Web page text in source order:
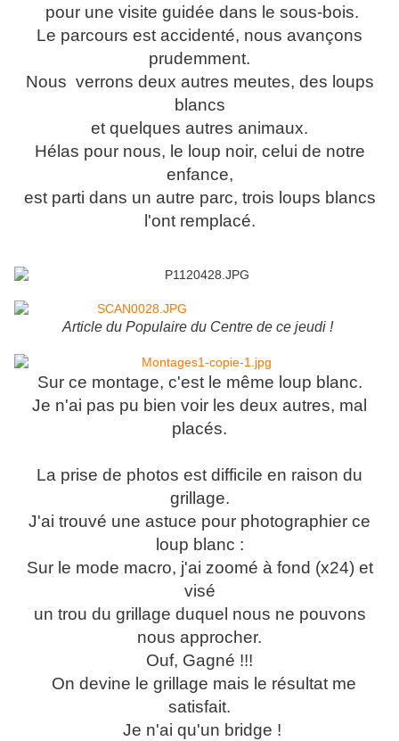
pour une visite guidée dans le sous-bois.
Le parcours est accidenté, nous avançons
prudemment.
Nous verrons deux autres meutes, des loups
blancs
et quelques autres animaux.
Hélas pour nous, le loup noir, celui de notre
enfance,
est parti dans un autre parc, trois loups blancs
l'ont remplacé.
Article du Populaire du Centre de ce jeudi !
Sur ce montage, c'est le même loup blanc.
Je n'ai pas pu bien voir les deux autres, mal
placés.
La prise de photos est difficile en raison du
grillage.
J'ai trouvé une astuce pour photographier ce
loup blanc :
Sur le mode macro, j'ai zoomé à fond (x24) et
visé
un trou du grillage duquel nous ne pouvons
nous approcher.
Ouf, Gagné !!!
On devine le grillage mais le résultat me
satisfait.
Je n'ai qu'un bridge !